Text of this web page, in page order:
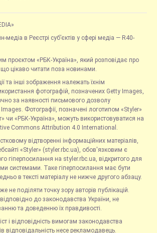
медіа в Реєстрі суб’єктів у сфері медіа — R40-
проєктом «РБК-Україна», який розповідає про
цікаво читати поза новинами.
та інші зображення належать їхнім
фотографій, позначених Getty Images,
за наявності письмового дозволу
Фотографії, позначені логотипом «Styler»
чи «РБК-Україна», можуть використовуватися на
Commons Attribution 4.0 International.
відтворенні інформаційних матеріалів,
«Styler» (styler.rbc.ua), обов'язковим є
гіперпосилання на styler.rbc.ua, відкритого для
системами. Таке гіперпосилання має бути
в тексті матеріалу не нижче другого абзацу.
не поділяти точку зору авторів публікацій.
до законодавства України, не
та доведенню їх правдивості.
і відповідність вимогам законодавства
відповідальність несе рекламодавець.